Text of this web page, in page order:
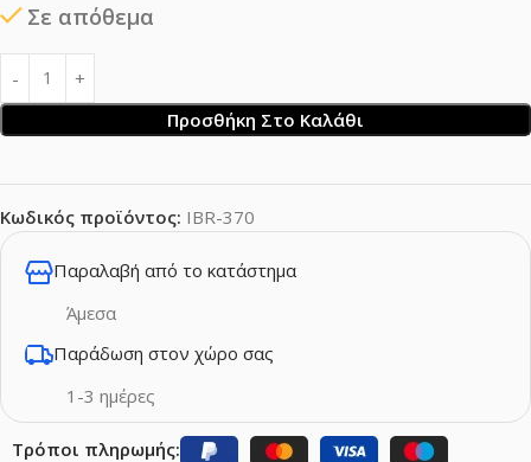
Σε απόθεμα
Προσθήκη Στο Καλάθι
Κωδικός προϊόντος: IBR-370
Παραλαβή από το κατάστημα
Άμεσα
Παράδωση στον χώρο σας
1-3 ημέρες
Τρόποι πληρωμής: